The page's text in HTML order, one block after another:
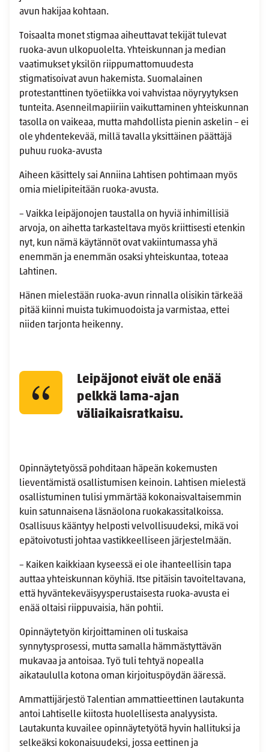
avun hakijaa kohtaan.
Toisaalta monet stigmaa aiheuttavat tekijät tulevat
ruoka-avun ulkopuolelta. Yhteiskunnan ja median
vaatimukset yksilön riippumattomuudesta
stigmatisoivat avun hakemista. Suomalainen
protestanttinen työetiikka voi vahvistaa nöyryytyksen
tunteita. Asenneilmapiiriin vaikuttaminen yhteiskunnan
tasolla on vaikeaa, mutta mahdollista pienin askelin – ei
ole yhdentekevää, millä tavalla yksittäinen päättäjä
puhuu ruoka-avusta
Aiheen käsittely sai Anniina Lahtisen pohtimaan myös
omia mielipiteitään ruoka-avusta.
– Vaikka leipäjonojen taustalla on hyviä inhimillisiä
arvoja, on aihetta tarkasteltava myös kriittisesti etenkin
nyt, kun nämä käytännöt ovat vakiintumassa yhä
enemmän ja enemmän osaksi yhteiskuntaa, toteaa
Lahtinen.
Hänen mielestään ruoka-avun rinnalla olisikin tärkeää
pitää kiinni muista tukimuodoista ja varmistaa, ettei
niiden tarjonta heikenny.
Leipäjonot eivät ole enää
pelkkä lama-ajan
väliaikaisratkaisu.
Opinnäytetyössä pohditaan häpeän kokemusten
lieventämistä osallistumisen keinoin. Lahtisen mielestä
osallistuminen tulisi ymmärtää kokonaisvaltaisemmin
kuin satunnaisena läsnäolona ruokakassitalkoissa.
Osallisuus kääntyy helposti velvollisuudeksi, mikä voi
epätoivotusti johtaa vastikkeelliseen järjestelmään.
– Kaiken kaikkiaan kyseessä ei ole ihanteellisin tapa
auttaa yhteiskunnan köyhiä. Itse pitäisin tavoiteltavana,
että hyväntekeväisyysperustaisesta ruoka-avusta ei
enää oltaisi riippuvaisia, hän pohtii.
Opinnäytetyön kirjoittaminen oli tuskaisa
synnytysprosessi, mutta samalla hämmästyttävän
mukavaa ja antoisaa. Työ tuli tehtyä nopealla
aikataululla kotona oman kirjoituspöydän ääressä.
Ammattijärjestö Talentian ammattieettinen lautakunta
antoi Lahtiselle kiitosta huolellisesta analyysista.
Lautakunta kuvailee opinnäytetyötä hyvin hallituksi ja
selkeäksi kokonaisuudeksi, jossa eettinen ja